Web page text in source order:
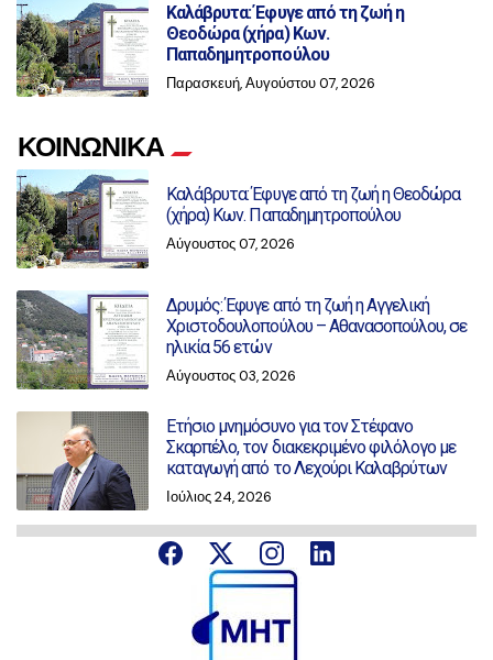
Καλάβρυτα: Έφυγε από τη ζωή η
Θεοδώρα (χήρα) Κων.
Παπαδημητροπούλου
Παρασκευή, Αυγούστου 07, 2026
ΚΟΙΝΩΝΙΚΑ
Καλάβρυτα: Έφυγε από τη ζωή η Θεοδώρα
(χήρα) Κων. Παπαδημητροπούλου
Αύγουστος 07, 2026
Δρυμός: Έφυγε από τη ζωή η Αγγελική
Χριστοδουλοπούλου – Αθανασοπούλου, σε
ηλικία 56 ετών
Αύγουστος 03, 2026
Ετήσιο μνημόσυνο για τον Στέφανο
Σκαρπέλο, τον διακεκριμένο φιλόλογο με
καταγωγή από το Λεχούρι Καλαβρύτων
Ιούλιος 24, 2026